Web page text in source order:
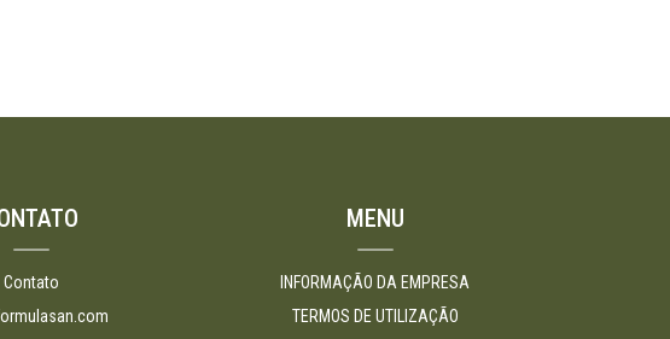
Contato
MENU
INFORMAÇÃO DA EMPRESA
TERMOS DE UTILIZAÇÃO